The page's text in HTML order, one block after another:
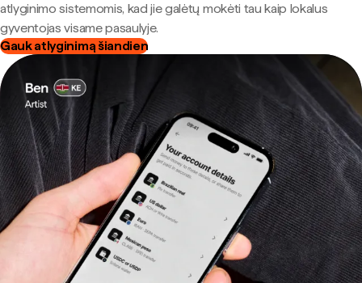
atlyginimo sistemomis, kad jie galėtų mokėti tau kaip lokalus
gyventojas visame pasaulyje.
Gauk atlyginimą šiandien